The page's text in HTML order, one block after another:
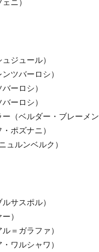
ニ）
ジュール）
ツバーロシ）
ーロシ）
ーロシ）
（ベルダー・ブレーメ
ポズナニ）
ュルンベルク）
サスポル）
）
＝ガラファ）
ワルシャワ）